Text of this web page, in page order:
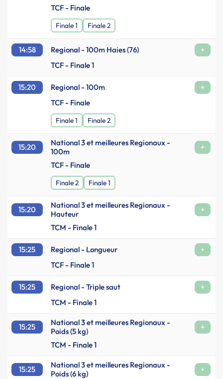
TCF - Finale
Finale 1 Finale 2
14:58 Regional - 100m Haies (76)
+
TCF - Finale 1
15:20 Regional - 100m
+
TCF - Finale
Finale 1 Finale 2
15:20
National 3 et meilleures Regionaux -
100m
+
TCF - Finale
Finale 2 Finale 1
15:20
National 3 et meilleures Regionaux -
Hauteur
+
TCM - Finale 1
15:25 Regional - Longueur
+
TCF - Finale 1
15:25 Regional - Triple saut
+
TCM - Finale 1
15:25
National 3 et meilleures Regionaux -
Poids (5 kg)
+
TCM - Finale 1
15:25
National 3 et meilleures Regionaux -
Poids (6 kg)
+